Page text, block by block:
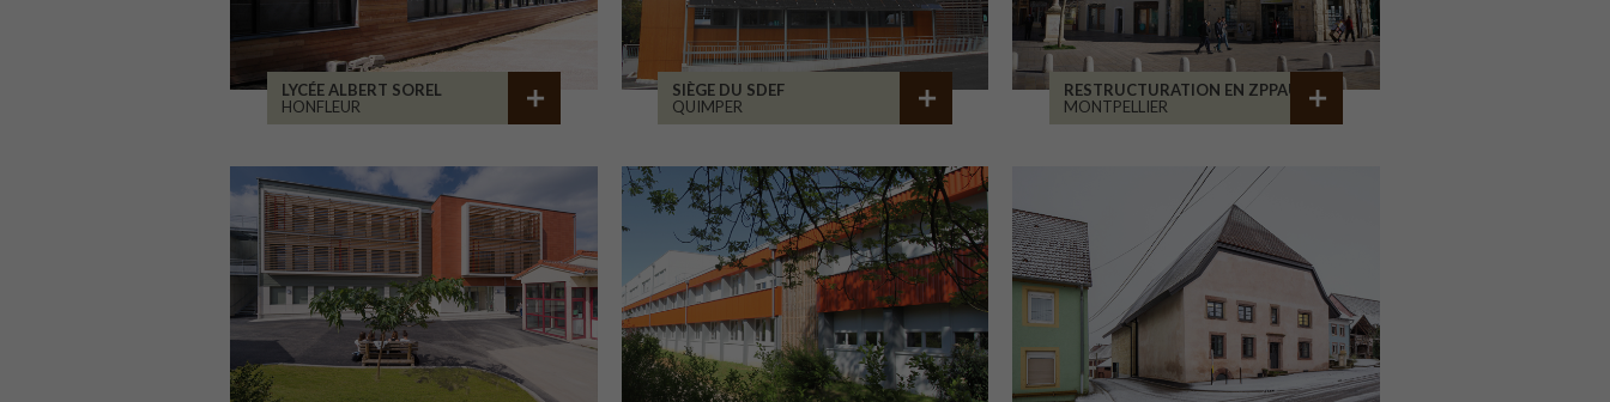
LYCÉE ALBERT SOREL
HONFLEUR
SIÈGE DU SDEF
QUIMPER
RESTRUCTURATION EN ZPPAUP
MONTPELLIER